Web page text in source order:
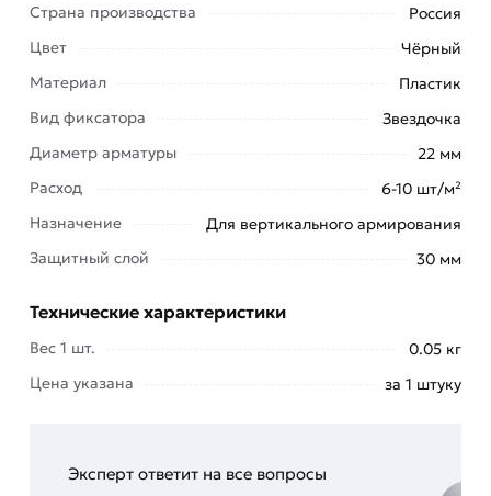
Эти фиксаторы звездочки реализуют защитный
слой 30 мм, то есть создают воздушную
прослойку в 30мм между каркасом и опалубкой,
которая потом заполнится бетоном.
Эта форма фиксаторов интересна тем, что за
выверяют защитный слой по всему контуру
Страна производства
Россия
Цвет
Чёрный
Материал
Пластик
Вид фиксатора
Звездочка
Диаметр арматуры
22 мм
Расход
6-10 шт/м²
Назначение
Для вертикального армирования
Защитный слой
30 мм
Технические характеристики
Вес 1 шт.
0.05 кг
Цена указана
за 1 штуку
Эксперт ответит на все вопросы